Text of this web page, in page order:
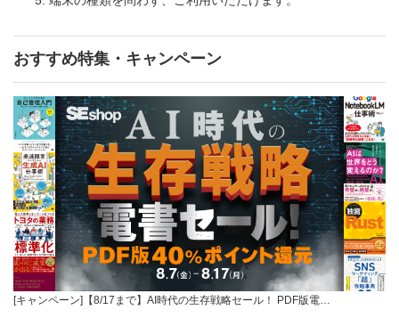
おすすめ特集・キャンペーン
[キャンペーン]【8/17まで】AI時代の生存戦略セール！ PDF版電…